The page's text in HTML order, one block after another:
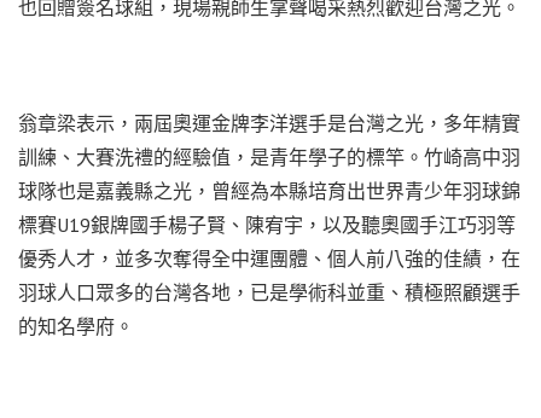
也回贈簽名球組，現場親師生掌聲喝采熱烈歡迎台灣之光。
翁章梁表示，兩屆奧運金牌李洋選手是台灣之光，多年精實
訓練、大賽洗禮的經驗值，是青年學子的標竿。竹崎高中羽
球隊也是嘉義縣之光，曾經為本縣培育出世界青少年羽球錦
標賽U19銀牌國手楊子賢、陳宥宇，以及聽奧國手江巧羽等
優秀人才，並多次奪得全中運團體、個人前八強的佳績，在
羽球人口眾多的台灣各地，已是學術科並重、積極照顧選手
的知名學府。